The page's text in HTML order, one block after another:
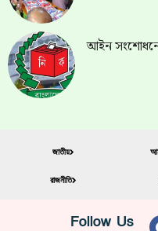
আইন সংশোধনের
জাতীয়
রাজনীতি
Follow Us